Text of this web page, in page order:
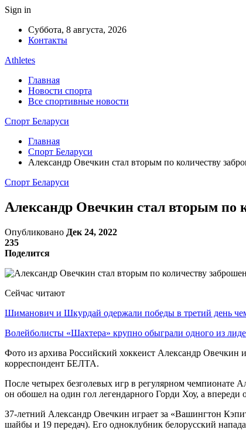
Sign in
Суббота, 8 августа, 2026
Контакты
Athletes
Главная
Новости спорта
Все спортивные новости
Спорт Беларуси
Главная
Спорт Беларуси
Александр Овечкин стал вторым по количеству
Спорт Беларуси
Александр Овечкин стал вторым
Опубликовано Дек 24, 2022
235
Поделится
Сейчас читают
Шиманович и Шкурдай одержали победы в третий день
Волейболисты «Шахтера» крупно обыграли одного из
Фото из архива Российский хоккеист Александр
корреспондент БЕЛТА.
После четырех безголевых игр в регулярном
он обошел на один гол легендарного Горди Хоу, а
З7-летний Александр Овечкин играет за «Вашингтон
шайбы и 19 передач). Его одноклубник белорусский